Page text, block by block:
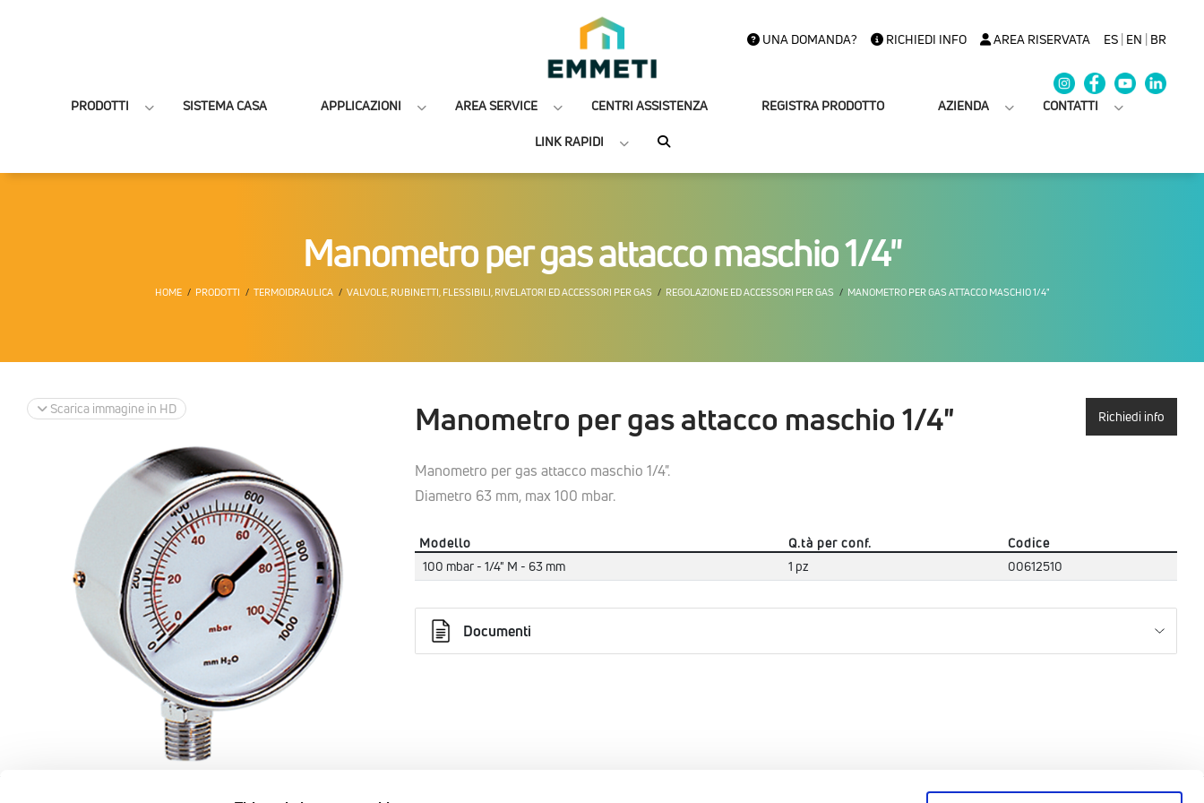
UNA DOMANDA? RICHIEDI INFO AREA RISERVATA ES| EN | BR
PRODOTTI SISTEMA CASA APPLICAZIONI AREA SERVICE CENTRI ASSISTENZA REGISTRA PRODOTTO AZIENDA CONTATTI
LINK RAPIDI
Manometro per gas attacco maschio 1/4"
HOME PRODOTTI TERMOIDRAULICA VALVOLE, RUBINETTI, FLESSIBILI, RIVELATORI ED ACCESSORI PER GAS REGOLAZIONE ED ACCESSORI PER GAS MANOMETRO PER GAS ATTACCO MASCHIO 1/4"
Scarica immagine in HD Manometro per gas attacco maschio 1/4" Richiedi info
Manometro per gas attacco maschio 1/4".
Diametro 63 mm, max 100 mbar.
Modello Q.tà per conf.
Codice
100 mbar - 1/4" M - 63 mm
1 pz 00612510
Documenti